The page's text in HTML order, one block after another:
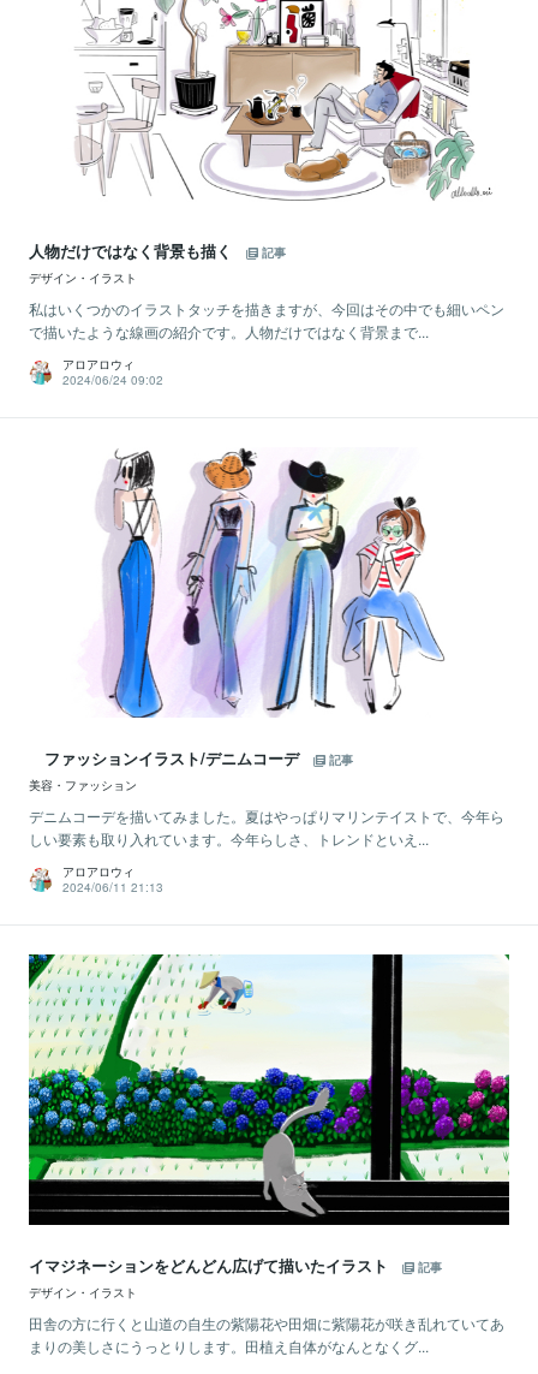
人物だけではなく背景も描く
記事
デザイン・イラスト
私はいくつかのイラストタッチを描きますが、今回はその中でも細いペン
で描いたような線画の紹介です。人物だけではなく背景まで...
アロアロウィ
2024/06/24 09:02
ファッションイラスト/デニムコーデ
記事
美容・ファッション
デニムコーデを描いてみました。夏はやっぱりマリンテイストで、今年ら
しい要素も取り入れています。今年らしさ、トレンドといえ...
アロアロウィ
2024/06/11 21:13
イマジネーションをどんどん広げて描いたイラスト
記事
デザイン・イラスト
田舎の方に行くと山道の自生の紫陽花や田畑に紫陽花が咲き乱れていてあ
まりの美しさにうっとりします。田植え自体がなんとなくグ...